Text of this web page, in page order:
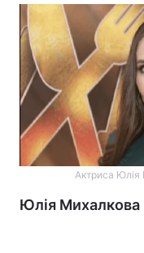
Актриса Юлія
Юлія Михалкова